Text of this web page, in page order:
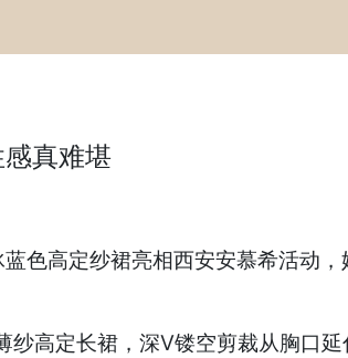
真难堪
色高定纱裙亮相西安安慕希活动
高定长裙，深V镂空剪裁从胸口